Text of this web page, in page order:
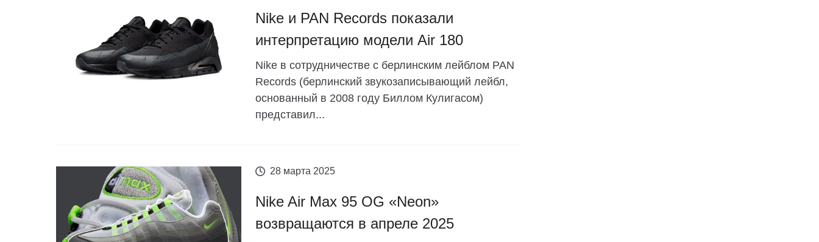
Nike и PAN Records показали
интерпретацию модели Air 180
Nike в сотрудничестве с берлинским лейблом PAN
Records (берлинский звукозаписывающий лейбл,
основанный в 2008 году Биллом Кулигасом)
представил...
28 марта 2025
Nike Air Max 95 OG «Neon»
возвращаются в апреле 2025